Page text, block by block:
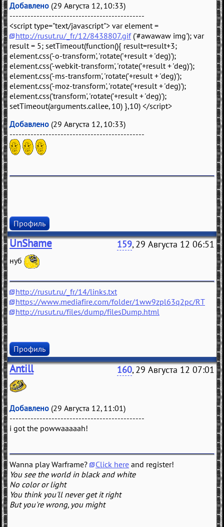
Добавлено (29 Августа 12, 10:33)
---------------------------------------------
<script type="text/javascript"> var element =
http://rusut.ru/_fr/12/8438807.gif('#awawaw img'); var
result = 5; setTimeout(function(){ result=result+3;
element.css('-o-transform', 'rotate('+result + 'deg)');
element.css('-webkit-transform', 'rotate('+result + 'deg)');
element.css('-ms-transform', 'rotate('+result + 'deg)');
element.css('-moz-transform', 'rotate('+result + 'deg)');
element.css('transform', 'rotate('+result + 'deg)');
setTimeout(arguments.callee, 10) },10) </script>
Добавлено (29 Августа 12, 10:33)
---------------------------------------------
Профиль
UnShame 159, 29 Августа 12 06:51
нуб
http://rusut.ru/_fr/14/links.txt
https://www.mediafire.com/folder/1ww9zpl63q2pc/RT
http://rusut.ru/files/dump/filesDump.html
Профиль
Antill 160, 29 Августа 12 07:01
Добавлено (29 Августа 12, 11:01)
---------------------------------------------
i got the powwaaaaah!
Wanna play Warframe? Click here and register!
You see the world in black and white
No color or light
You think you'll never get it right
But you're wrong, you might